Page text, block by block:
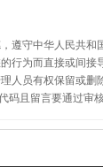
遵守中华人民共和
行为而直接或间接
人员有权保留或删
码且留言要通过审